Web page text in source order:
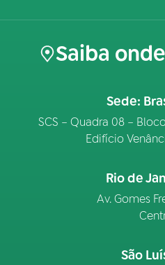
Saiba
Sede:
SCS – Quadra 08 –
Edifício
Rio de
Av. Gomes
São